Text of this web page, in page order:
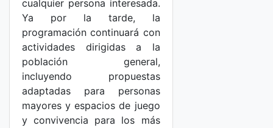
cualquier persona interesada.
Ya por la tarde, la
programación continuará con
actividades dirigidas a la
población general,
incluyendo propuestas
adaptadas para personas
mayores y espacios de juego
y convivencia para los más